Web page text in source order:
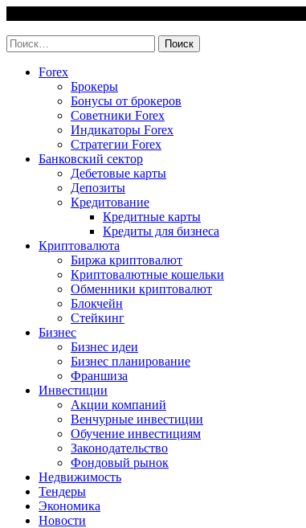
content
Найти:
Forex
Брокеры
Бонусы от брокеров
Советники Forex
Индикаторы Forex
Стратегии Forex
Банковский сектор
Дебетовые карты
Депозиты
Кредитование
Кредитные карты
Кредиты для бизнеса
Криптовалюта
Биржа криптовалют
Криптовалютные кошельки
Обменники криптовалют
Блокчейн
Стейкинг
Бизнес
Бизнес идеи
Бизнес планирование
Франшиза
Инвестиции
Акции компаний
Венчурные инвестиции
Обучение инвестициям
Законодательство
Фондовый рынок
Недвижимость
Тендеры
Экономика
Новости